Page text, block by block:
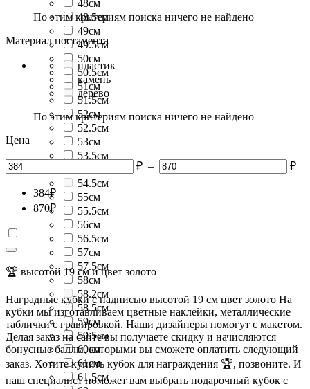
48см
48.5см
49см
49.5см
50см
50.5см
51см
51.5см
52см
52.5см
53см
53.5см
54.5см
55см
55.5см
56см
56.5см
57см
57.5см
58см
58.2см
58.5см
59см
59.5см
60см
61см
61.5см
По этим критериям поиска ничего не найдено
Материал постамента
пластик
камень
дерево
По этим критериям поиска ничего не найдено
Цена
₽ – ₽
384₽
870₽
🏆 высотой 19 см и цвет золото
Наградные кубки с надписью высотой 19 см цвет золото На
кубки мы изготавливаем цветные наклейки, металлические
таблички с гравировкой. Наши дизайнеры помогут с макетом.
Делая заказ на сайте вы получаете скидку и начисляются
бонусные баллы, которыми вы сможете оплатить следующий
заказ. Хотите купить кубок для награждения 🏆, позвоните. И
наш специалист поможет вам выбрать подарочный кубок с